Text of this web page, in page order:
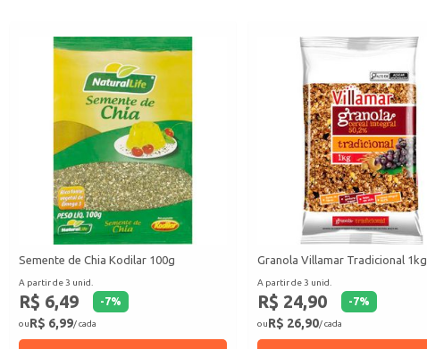
Semente de Chia Kodilar 100g
A partir de 3 unid.
R$ 6,49 -7%
ouR$ 6,99/ cada
Granola Villamar Tradicional 1kg
A partir de 3 unid.
R$ 24,90 -7%
ouR$ 26,90/ cada